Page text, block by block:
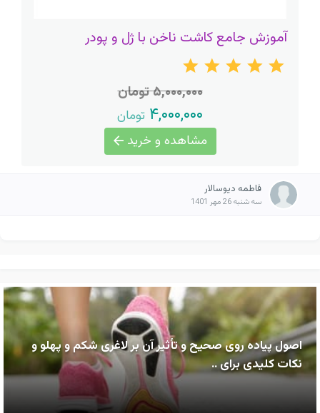
آموزش جامع کاشت ناخن با ژل و پودر
۵,۰۰۰,۰۰۰ تومان
۴,۰۰۰,۰۰۰ تومان
مشاهده و خرید
فاطمه دیوسالار
سه شنبه 26 مهر 1401
اصول پیاده روی صحیح و تأثیر آن بر لاغری شکم و پهلو و
نکات کلیدی برای ..